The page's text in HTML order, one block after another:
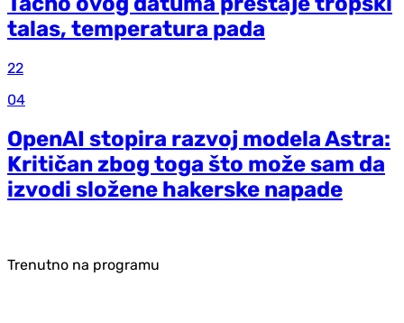
talas, temperatura pada
22
04
OpenAI stopira razvoj modela Astra:
Kritičan zbog toga što može sam da
izvodi složene hakerske napade
Trenutno na programu